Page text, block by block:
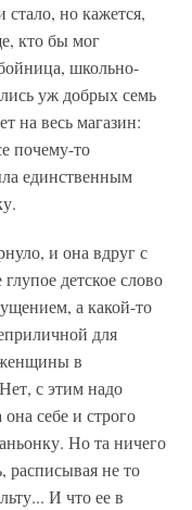
но кажется,
кто бы мог
школьно-
уж добрых семь
на весь магазин:
почему-то
единственным
и она вдруг с
детское слово
а какой-то
для
женщины в
с этим надо
себе и строго
Но та ничего
расписывая не то
И что ее в